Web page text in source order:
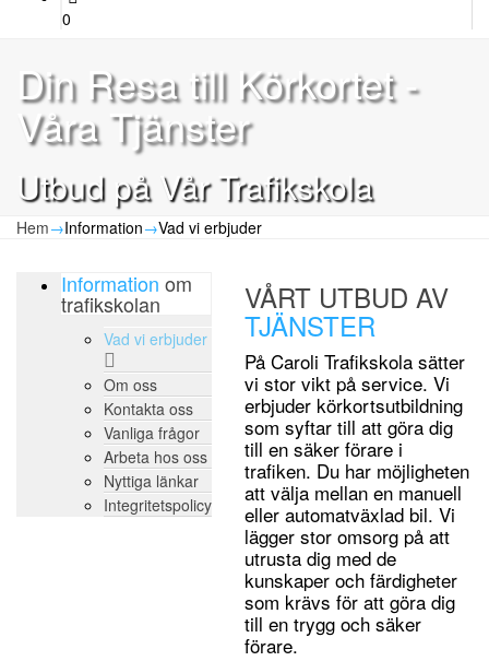
0
Din Resa till Körkortet -
Våra Tjänster
Utbud på Vår Trafikskola
Hem→Information→Vad vi erbjuder
Information om
trafikskolan
Vad vi erbjuder
Om oss
Kontakta oss
Vanliga frågor
Arbeta hos oss
Nyttiga länkar
Integritetspolicy
VÅRT UTBUD AV
TJÄNSTER
På Caroli Trafikskola sätter
vi stor vikt på service. Vi
erbjuder körkortsutbildning
som syftar till att göra dig
till en säker förare i
trafiken. Du har möjligheten
att välja mellan en manuell
eller automatväxlad bil. Vi
lägger stor omsorg på att
utrusta dig med de
kunskaper och färdigheter
som krävs för att göra dig
till en trygg och säker
förare.